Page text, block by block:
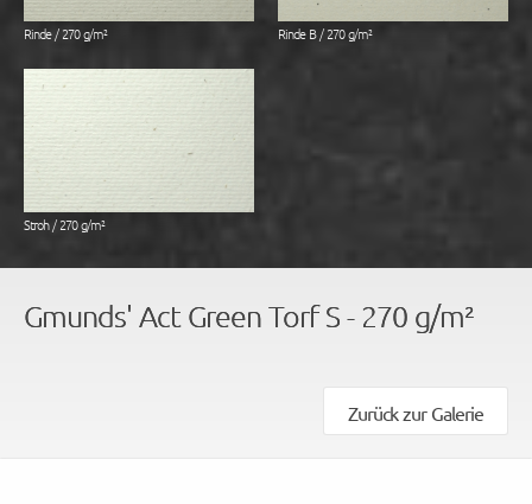
Rinde / 270 g/m² Rinde B / 270 g/m²
Stroh / 270 g/m²
Gmunds' Act Green Torf S - 270 g/m²
Zurück zur Galerie